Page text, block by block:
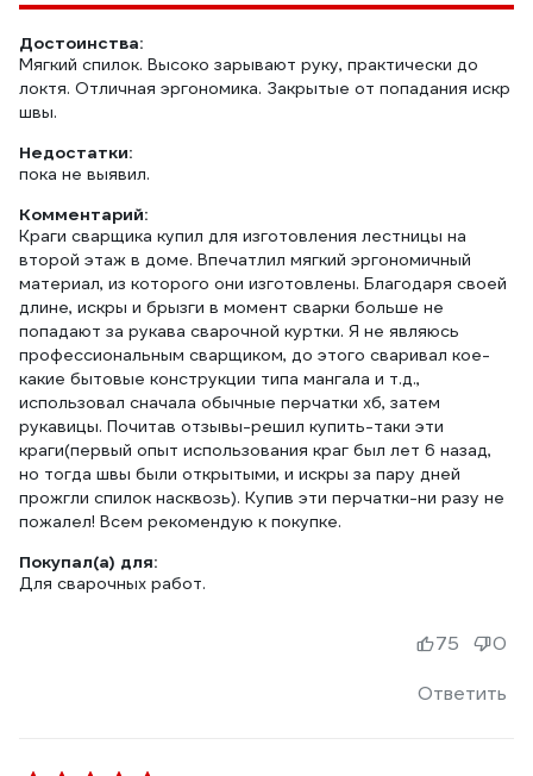
Достоинства:
Мягкий спилок. Высоко зарывают руку, практически до
локтя. Отличная эргономика. Закрытые от попадания искр
швы.
Недостатки:
пока не выявил.
Комментарий:
Краги сварщика купил для изготовления лестницы на
второй этаж в доме. Впечатлил мягкий эргономичный
материал, из которого они изготовлены. Благодаря своей
длине, искры и брызги в момент сварки больше не
попадают за рукава сварочной куртки. Я не являюсь
профессиональным сварщиком, до этого сваривал кое-
какие бытовые конструкции типа мангала и т.д.,
использовал сначала обычные перчатки хб, затем
рукавицы. Почитав отзывы-решил купить-таки эти
краги(первый опыт использования краг был лет 6 назад,
но тогда швы были открытыми, и искры за пару дней
прожгли спилок насквозь). Купив эти перчатки-ни разу не
пожалел! Всем рекомендую к покупке.
Покупал(а) для:
Для сварочных работ.
Ответить
75 0